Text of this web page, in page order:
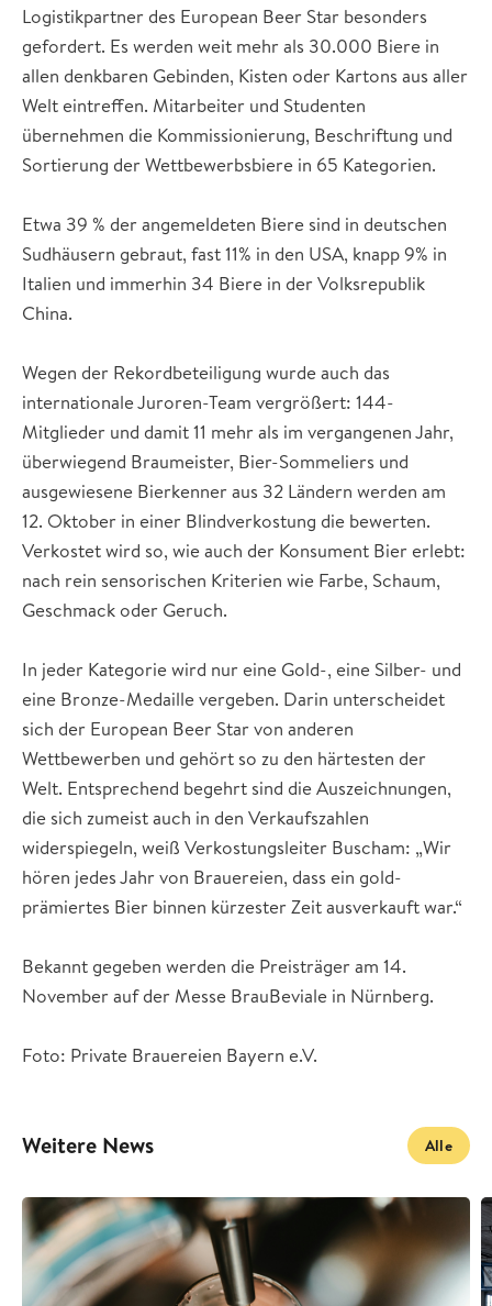
Logistikpartner des European Beer Star besonders
gefordert. Es werden weit mehr als 30.000 Biere in
allen denkbaren Gebinden, Kisten oder Kartons aus aller
Welt eintreffen. Mitarbeiter und Studenten
übernehmen die Kommissionierung, Beschriftung und
Sortierung der Wettbewerbsbiere in 65 Kategorien.
Etwa 39 % der angemeldeten Biere sind in deutschen
Sudhäusern gebraut, fast 11% in den USA, knapp 9% in
Italien und immerhin 34 Biere in der Volksrepublik
China.
Wegen der Rekordbeteiligung wurde auch das
internationale Juroren-Team vergrößert: 144-
Mitglieder und damit 11 mehr als im vergangenen Jahr,
überwiegend Braumeister, Bier-Sommeliers und
ausgewiesene Bierkenner aus 32 Ländern werden am
12. Oktober in einer Blindverkostung die bewerten.
Verkostet wird so, wie auch der Konsument Bier erlebt:
nach rein sensorischen Kriterien wie Farbe, Schaum,
Geschmack oder Geruch.
In jeder Kategorie wird nur eine Gold-, eine Silber- und
eine Bronze-Medaille vergeben. Darin unterscheidet
sich der European Beer Star von anderen
Wettbewerben und gehört so zu den härtesten der
Welt. Entsprechend begehrt sind die Auszeichnungen,
die sich zumeist auch in den Verkaufszahlen
widerspiegeln, weiß Verkostungsleiter Buscham: „Wir
hören jedes Jahr von Brauereien, dass ein gold-
prämiertes Bier binnen kürzester Zeit ausverkauft war.“
Bekannt gegeben werden die Preisträger am 14.
November auf der Messe BrauBeviale in Nürnberg.
Foto: Private Brauereien Bayern e.V.
Weitere News Alle